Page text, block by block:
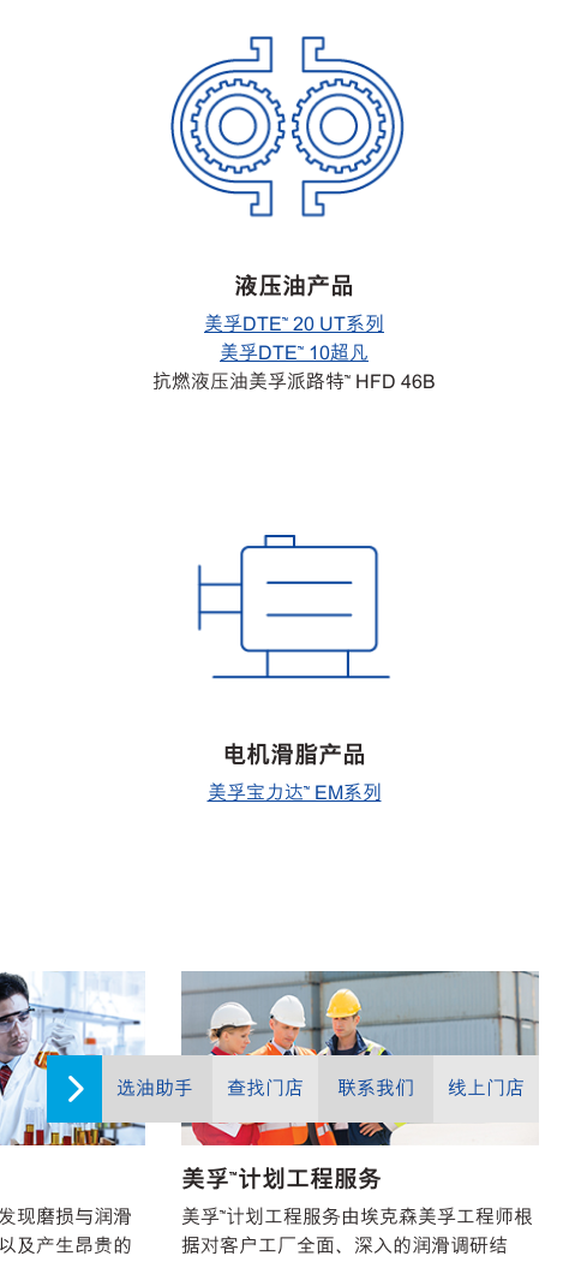
选油助手 查找门店 联系我们 线上门店
液压油产品
美孚DTE™ 20 UT系列
美孚DTE™ 10超凡
抗燃液压油美孚派路特™ HFD 46B
电机滑脂产品
美孚宝力达™ EM系列
现磨损与润滑
及产生昂贵的
美孚™计划工程服务
美孚™计划工程服务由埃克森美孚工程师根
据对客户工厂全面、深入的润滑调研结